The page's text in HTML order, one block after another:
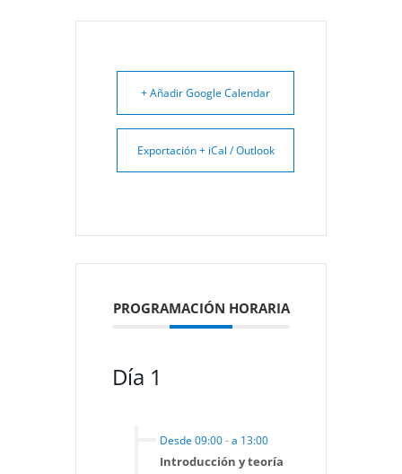
+ Añadir Google Calendar
Exportación + iCal / Outlook
PROGRAMACIÓN HORARIA
Día 1
Desde 09:00-a 13:00
Introducción y teoría